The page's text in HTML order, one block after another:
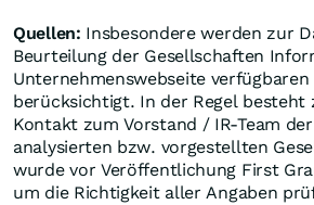
Quellen: Insbesondere werden zur
Beurteilung der Gesellschaften
Unternehmenswebseite
berücksichtigt. In der Regel besteht
Kontakt zum Vorstand / IR-Team
analysierten bzw. vorgestellten
wurde vor Veröffentlichung First
um die Richtigkeit aller Angaben